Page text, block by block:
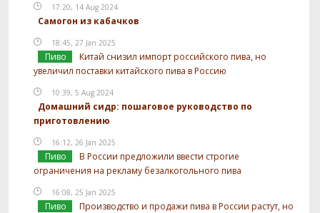
17:20, 14 Aug 2024
Самогон из кабачков
18:45, 27 Jan 2025
Пиво
Китай снизил импорт российского пива, но
увеличил поставки китайского пива в Россию
10:39, 5 Aug 2024
Домашний сидр: пошаговое руководство по
приготовлению
16:12, 26 Jan 2025
Пиво
В России предложили ввести строгие
ограничения на рекламу безалкогольного пива
16:08, 25 Jan 2025
Пиво
Производство и продажи пива в России растут, но